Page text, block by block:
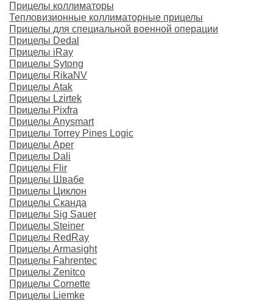
Прицелы коллиматоры
Тепловизионные коллиматорные прицелы
Прицелы для специальной военной операции
Прицелы Dedal
Прицелы iRay
Прицелы Sytong
Прицелы RikaNV
Прицелы Atak
Прицелы Lzirtek
Прицелы Pixfra
Прицелы Anysmart
Прицелы Torrey Pines Logic
Прицелы Aper
Прицелы Dali
Прицелы Flir
Прицелы Швабе
Прицелы Циклон
Прицелы Сканда
Прицелы Sig Sauer
Прицелы Steiner
Прицелы RedRay
Прицелы Armasight
Прицелы Fahrentec
Прицелы Zenitco
Прицелы Cornette
Прицелы Liemke